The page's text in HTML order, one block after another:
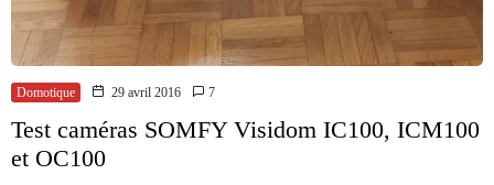
Domotique 29 avril 2016 7
Test caméras SOMFY Visidom IC100, ICM100
et OC100